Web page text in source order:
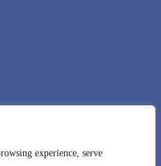
experience, serve